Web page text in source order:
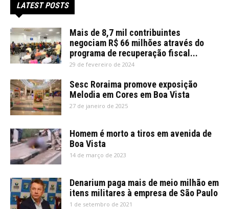
LATEST POSTS
Mais de 8,7 mil contribuintes
negociam R$ 66 milhões através do
programa de recuperação fiscal...
29 de fevereiro de 2024
Sesc Roraima promove exposição
Melodia em Cores em Boa Vista
27 de janeiro de 2025
Homem é morto a tiros em avenida de
Boa Vista
14 de março de 2023
Denarium paga mais de meio milhão em
itens militares à empresa de São Paulo
1 de setembro de 2021